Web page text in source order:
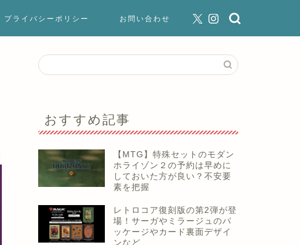
プライバシーポリシー お問い合わせ
おすすめ記事
【MTG】特殊セットのモダン
ホライゾン２の予約は早めに
しておいた方が良い？不安要
素を把握
レトロコア復刻版の第2弾が登
場！サーガやミラージュのパ
ッケージやカード裏面デザイ
ンなど